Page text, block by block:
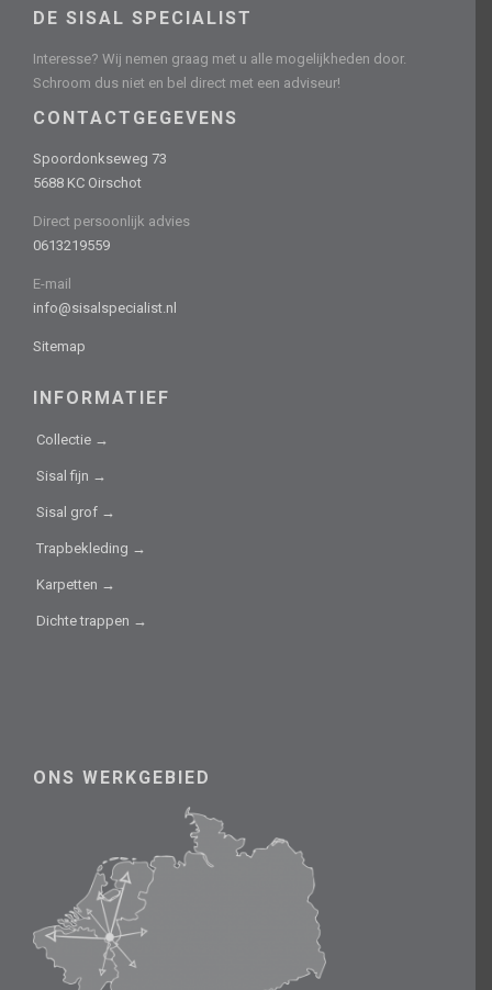
DE SISAL SPECIALIST
Interesse? Wij nemen graag met u alle mogelijkheden door.
Schroom dus niet en bel direct met een adviseur!
CONTACTGEGEVENS
Spoordonkseweg 73
5688 KC Oirschot
Direct persoonlijk advies
0613219559
E-mail
info@sisalspecialist.nl
Sitemap
INFORMATIEF
Collectie →
Sisal fijn →
Sisal grof →
Trapbekleding →
Karpetten →
Dichte trappen →
ONS WERKGEBIED